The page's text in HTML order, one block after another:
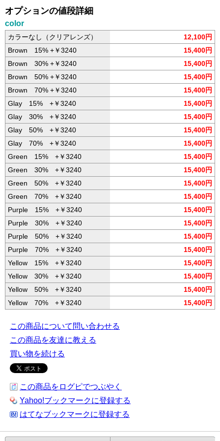
オプションの値段詳細
color
カラーなし（クリアレンズ）
12,100円
Brown 15% +￥3240
15,400円
Brown 30% +￥3240
15,400円
Brown 50% +￥3240
15,400円
Brown 70% +￥3240
15,400円
Glay 15% +￥3240
15,400円
Glay 30% +￥3240
15,400円
Glay 50% +￥3240
15,400円
Glay 70% +￥3240
15,400円
Green 15% +￥3240
15,400円
Green 30% +￥3240
15,400円
Green 50% +￥3240
15,400円
Green 70% +￥3240
15,400円
Purple 15% +￥3240
15,400円
Purple 30% +￥3240
15,400円
Purple 50% +￥3240
15,400円
Purple 70% +￥3240
15,400円
Yellow 15% +￥3240
15,400円
Yellow 30% +￥3240
15,400円
Yellow 50% +￥3240
15,400円
Yellow 70% +￥3240
15,400円
この商品について問い合わせる
この商品を友達に教える
買い物を続ける
この商品をログピでつぶやく
Yahoo!ブックマークに登録する
はてなブックマークに登録する